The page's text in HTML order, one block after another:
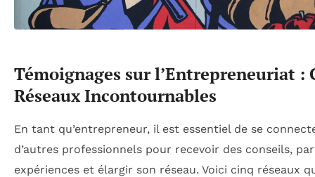
Témoignages sur l’Entrepreneuriat :
Réseaux Incontournables
En tant qu’entrepreneur, il est essentiel de se
d’autres professionnels pour recevoir des conseils,
expériences et élargir son réseau. Voici cinq réseaux